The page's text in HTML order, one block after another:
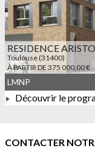
RESIDENCE
Toulouse (31400)
À PARTIR DE 375 000,00 €
À PARTIR DE
LMNP
Découvrir le
CONTACTER